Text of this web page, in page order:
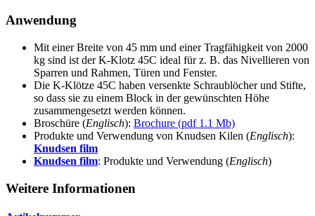
Anwendung
Mit einer Breite von 45 mm und einer Tragfähigkeit von 2000
kg sind ist der K-Klotz 45C ideal für z. B. das Nivellieren von
Sparren und Rahmen, Türen und Fenster.
Die K-Klötze 45C haben versenkte Schraublöcher und Stifte,
so dass sie zu einem Block in der gewünschten Höhe
zusammengesetzt werden können.
Broschüre (Englisch): Brochure (pdf 1.1 Mb)
Produkte und Verwendung von Knudsen Kilen (Englisch):
Knudsen film
Knudsen film: Produkte und Verwendung (Englisch)
Weitere Informationen